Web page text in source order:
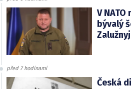
V
bývalý
Zalužnyj
před 7 hodinami
Česká